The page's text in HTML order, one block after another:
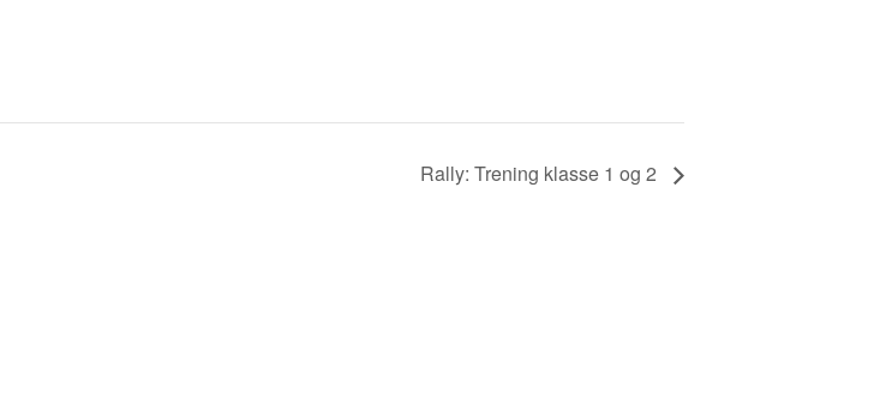
Rally: Trening klasse 1 og 2